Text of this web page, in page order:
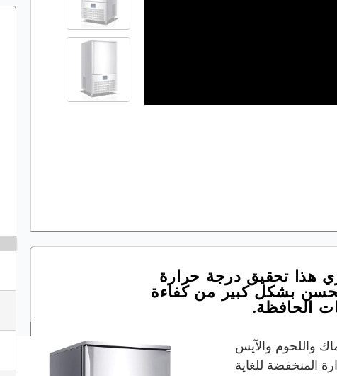
هذا تحقيق درجة حرارة
بشكل كبير من كفاءة
الحافظة.
واللحوم والآيس
المنخفضة للغاية